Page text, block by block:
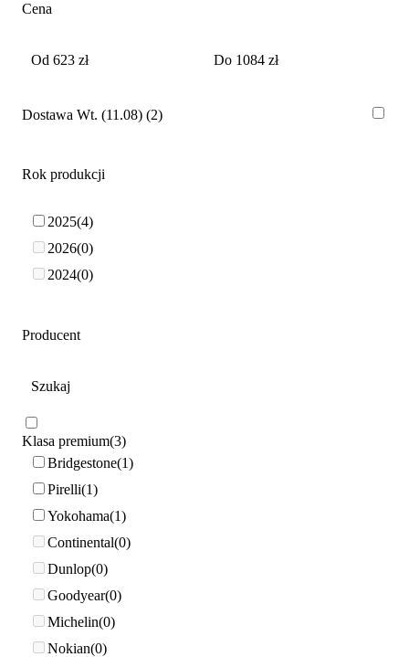
Cena
Dostawa Wt. (11.08) 2
Rok produkcji
2025 4
2026 0
2024 0
Producent
Klasa premium 3
Bridgestone 1
Pirelli 1
Yokohama 1
Continental 0
Dunlop 0
Goodyear 0
Michelin 0
Nokian 0